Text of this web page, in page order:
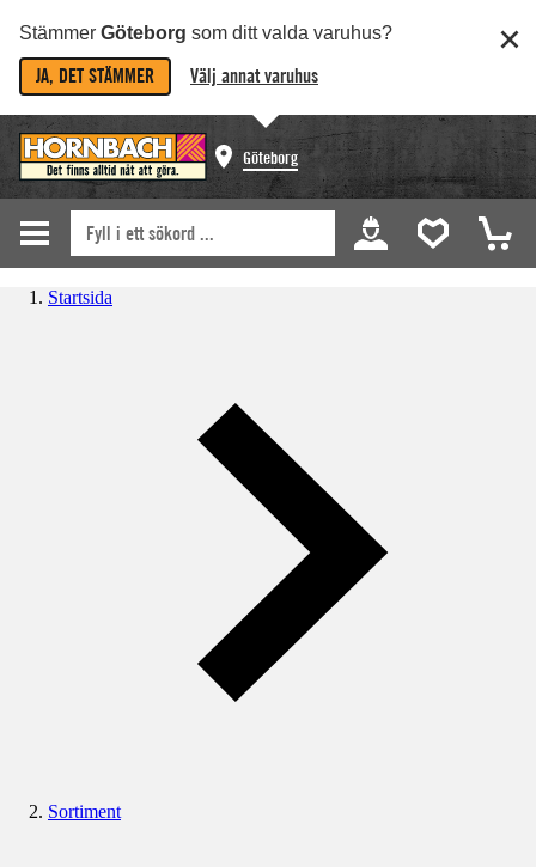
Stämmer Göteborg som ditt valda varuhus?
JA, DET STÄMMER Välj annat varuhus
Göteborg
Startsida
Sortiment